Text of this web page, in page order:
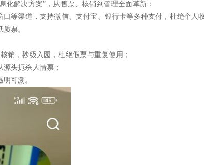
化解决方案”，从售票、核销到管理全面革新：
等渠道，支持微信、支付宝、银行卡等多种支付，杜绝个人
票。
销，秒级入园，杜绝假票与重复使用；
头扼杀人情票；
可溯。